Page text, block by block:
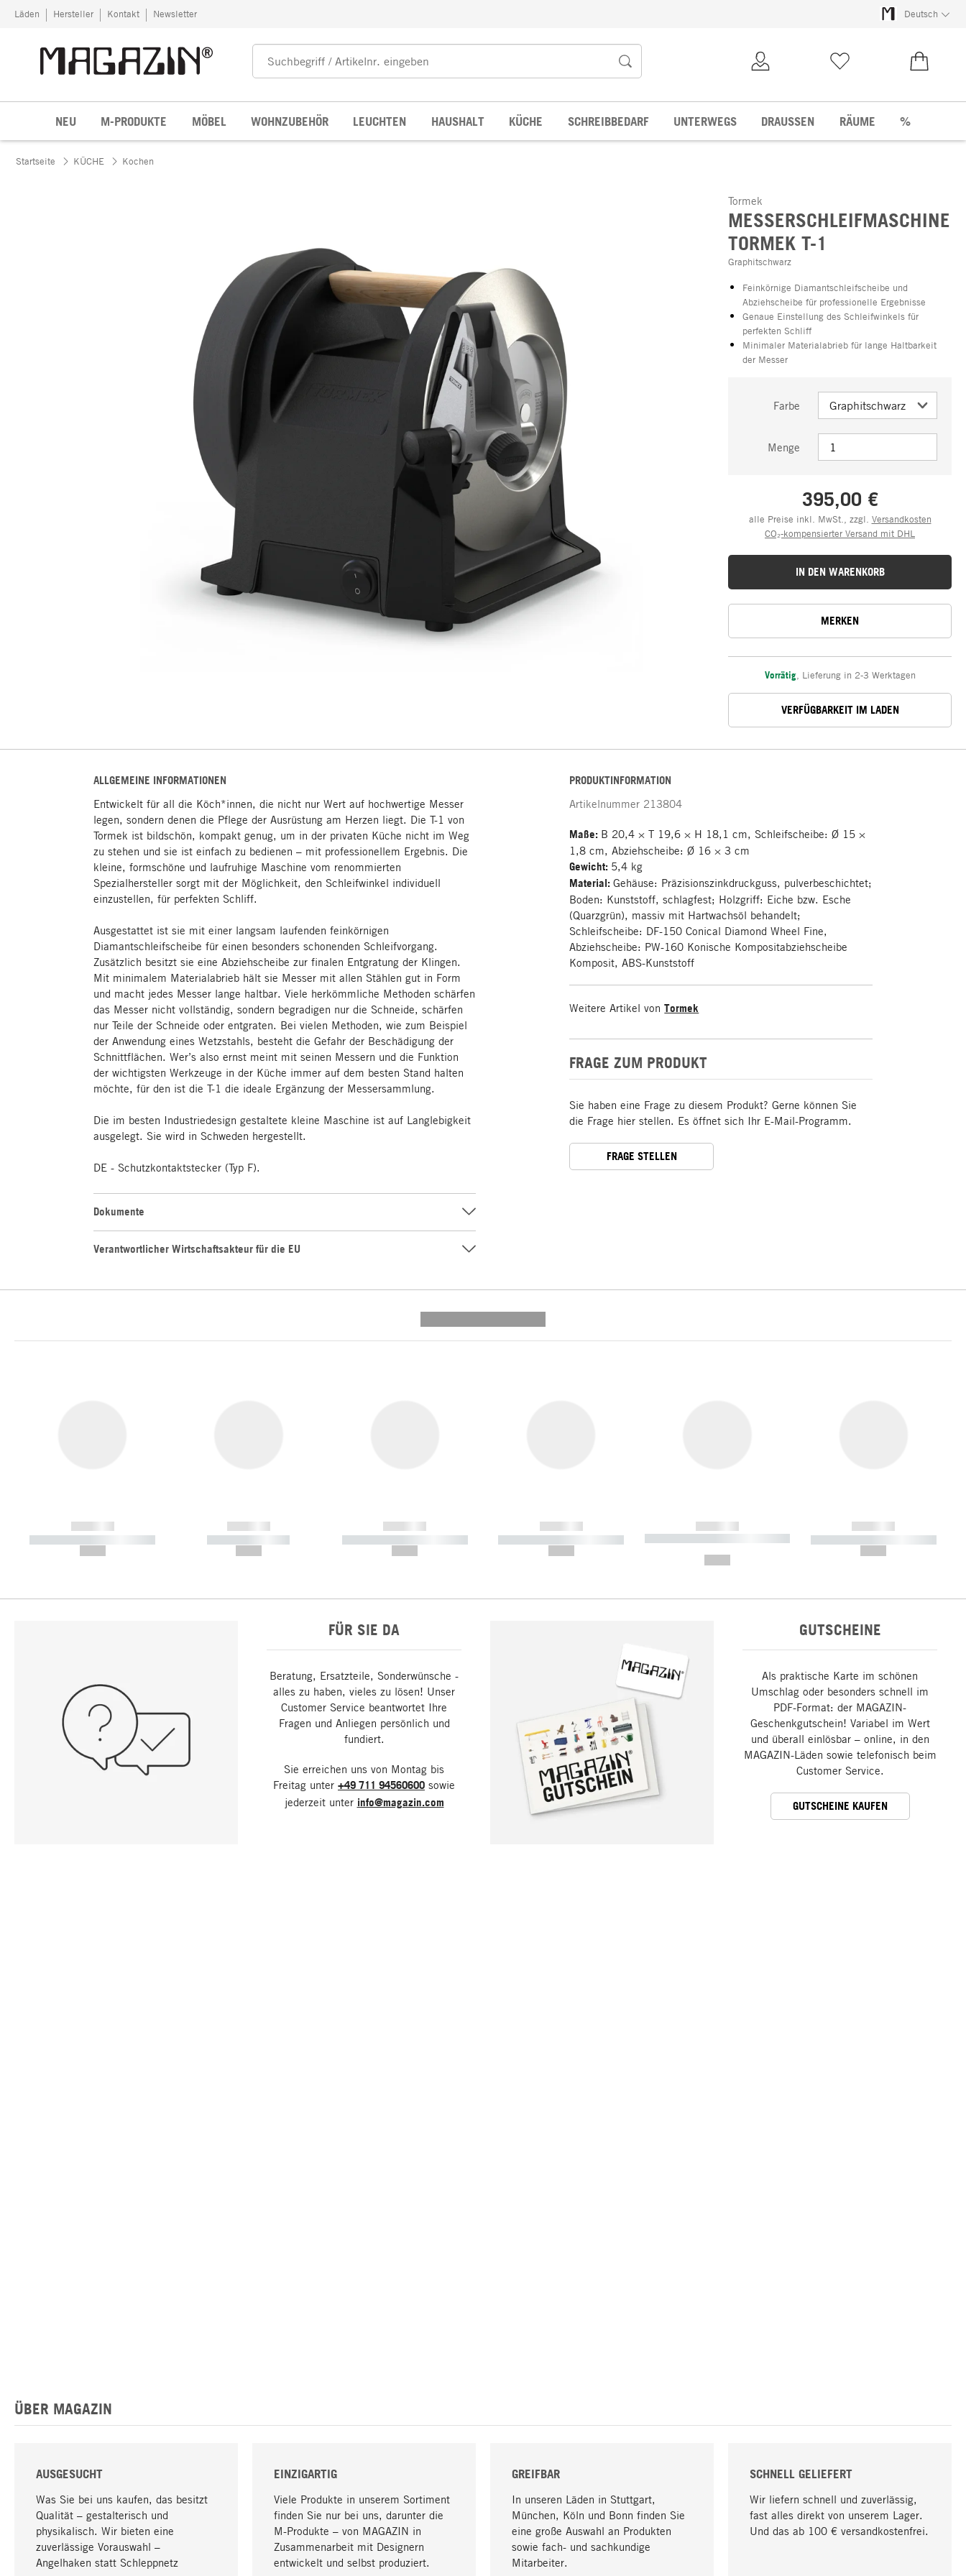
Zum Inhalt springen
Läden Hersteller Kontakt Newsletter Deutsch
NEU M-PRODUKTE MÖBEL WOHNZUBEHÖR LEUCHTEN HAUSHALT KÜCHE SCHREIBBEDARF UNTERWEGS DRAUSSEN RÄUME %
Startseite KÜCHE Kochen
Tormek
MESSERSCHLEIFMASCHINE
TORMEK T-1
Graphitschwarz
Feinkörnige Diamantschleifscheibe und
Abziehscheibe für professionelle Ergebnisse
Genaue Einstellung des Schleifwinkels für
perfekten Schliff
Minimaler Materialabrieb für lange Haltbarkeit
der Messer
Farbe
Menge
395,00 €
alle Preise inkl. MwSt., zzgl. Versandkosten
CO₂-kompensierter Versand mit DHL
IN DEN WARENKORB
MERKEN
Vorrätig, Lieferung in 2-3 Werktagen
VERFÜGBARKEIT IM LADEN
ALLGEMEINE INFORMATIONEN
Entwickelt für all die Köch*innen, die nicht nur Wert auf hochwertige Messer
legen, sondern denen die Pflege der Ausrüstung am Herzen liegt. Die T-1 von
Tormek ist bildschön, kompakt genug, um in der privaten Küche nicht im Weg
zu stehen und sie ist einfach zu bedienen – mit professionellem Ergebnis. Die
kleine, formschöne und laufruhige Maschine vom renommierten
Spezialhersteller sorgt mit der Möglichkeit, den Schleifwinkel individuell
einzustellen, für perfekten Schliff.
Ausgestattet ist sie mit einer langsam laufenden feinkörnigen
Diamantschleifscheibe für einen besonders schonenden Schleifvorgang.
Zusätzlich besitzt sie eine Abziehscheibe zur finalen Entgratung der Klingen.
Mit minimalem Materialabrieb hält sie Messer mit allen Stählen gut in Form
und macht jedes Messer lange haltbar. Viele herkömmliche Methoden schärfen
das Messer nicht vollständig, sondern begradigen nur die Schneide, schärfen
nur Teile der Schneide oder entgraten. Bei vielen Methoden, wie zum Beispiel
der Anwendung eines Wetzstahls, besteht die Gefahr der Beschädigung der
Schnittflächen. Wer’s also ernst meint mit seinen Messern und die Funktion
der wichtigsten Werkzeuge in der Küche immer auf dem besten Stand halten
möchte, für den ist die T-1 die ideale Ergänzung der Messersammlung.
Die im besten Industriedesign gestaltete kleine Maschine ist auf Langlebigkeit
ausgelegt. Sie wird in Schweden hergestellt.
DE - Schutzkontaktstecker (Typ F).
Dokumente
Verantwortlicher Wirtschaftsakteur für die EU
PRODUKTINFORMATION
Artikelnummer 213804
Maße: B 20,4 × T 19,6 × H 18,1 cm, Schleifscheibe: Ø 15 ×
1,8 cm, Abziehscheibe: Ø 16 × 3 cm
Gewicht: 5,4 kg
Material:Gehäuse: Präzisionszinkdruckguss, pulverbeschichtet;
Boden: Kunststoff, schlagfest; Holzgriff: Eiche bzw. Esche
(Quarzgrün), massiv mit Hartwachsöl behandelt;
Schleifscheibe: DF-150 Conical Diamond Wheel Fine,
Abziehscheibe: PW-160 Konische Kompositabziehscheibe
Komposit, ABS-Kunststoff
Weitere Artikel von Tormek
FRAGE ZUM PRODUKT
Sie haben eine Frage zu diesem Produkt? Gerne können Sie
die Frage hier stellen. Es öffnet sich Ihr E-Mail-Programm.
FRAGE STELLEN
------------
----------- ----------- -----------
------------
----------- -----------
------------
----------- ----------- -----------
------------
----------- ----------- -----------
------------
----------- ----------- ----------- ----
------------
----------- ----------- -----------
FÜR SIE DA
Beratung, Ersatzteile, Sonderwünsche -
alles zu haben, vieles zu lösen! Unser
Customer Service beantwortet Ihre
Fragen und Anliegen persönlich und
fundiert.
Sie erreichen uns von Montag bis
Freitag unter +49 711 94560600 sowie
jederzeit unter info@magazin.com
GUTSCHEINE
Als praktische Karte im schönen
Umschlag oder besonders schnell im
PDF-Format: der MAGAZIN-
Geschenkgutschein! Variabel im Wert
und überall einlösbar – online, in den
MAGAZIN-Läden sowie telefonisch beim
Customer Service.
GUTSCHEINE KAUFEN
ÜBER MAGAZIN
AUSGESUCHT
Was Sie bei uns kaufen, das besitzt
Qualität – gestalterisch und
physikalisch. Wir bieten eine
zuverlässige Vorauswahl –
Angelhaken statt Schleppnetz
EINZIGARTIG
Viele Produkte in unserem Sortiment
finden Sie nur bei uns, darunter die
M-Produkte – von MAGAZIN in
Zusammenarbeit mit Designern
entwickelt und selbst produziert.
GREIFBAR
In unseren Läden in Stuttgart,
München, Köln und Bonn finden Sie
eine große Auswahl an Produkten
sowie fach- und sachkundige
Mitarbeiter.
SCHNELL GELIEFERT
Wir liefern schnell und zuverlässig,
fast alles direkt von unserem Lager.
Und das ab 100 € versandkostenfrei.